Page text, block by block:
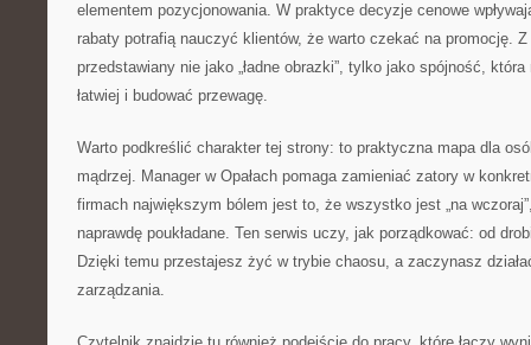
elementem pozycjonowania. W praktyce decyzje cenowe
rabaty potrafią nauczyć klientów, że warto czekać na promocję.
przedstawiany nie jako „ładne obrazki”, tylko jako spójność,
łatwiej i budować przewagę.
Warto podkreślić charakter tej strony: to praktyczna mapa dla
mądrzej. Manager w Opałach pomaga zamieniać zatory w
firmach największym bólem jest to, że wszystko jest „na
naprawdę poukładane. Ten serwis uczy, jak porządkować: od
Dzięki temu przestajesz żyć w trybie chaosu, a zaczynasz
zarządzania.